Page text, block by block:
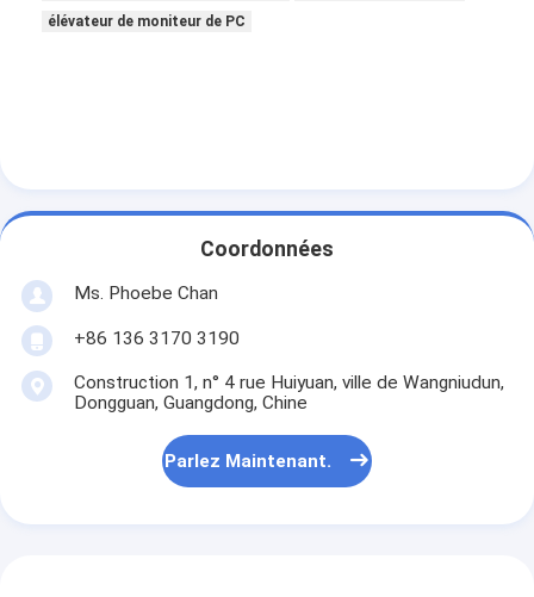
élévateur de moniteur de PC
Coordonnées
Ms. Phoebe Chan
+86 136 3170 3190
Construction 1, n° 4 rue Huiyuan, ville de Wangniudun,
Dongguan, Guangdong, Chine
Parlez Maintenant.